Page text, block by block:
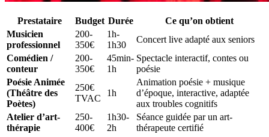
Prestataire Budget Durée
Ce qu’on obtient
Musicien
professionnel
200-
350€
1h-
1h30
Concert live adapté aux seniors
Comédien /
conteur
200-
350€
45min-
1h
Spectacle interactif, contes ou
poésie
Poésie Animée
(Théâtre des
Poètes)
250€
TVAC
1h
Animation poésie + musique
d’époque, interactive, adaptée
aux troubles cognitifs
Atelier d’art-
thérapie
250-
400€
1h30-
2h
Séance guidée par un art-
thérapeute certifié